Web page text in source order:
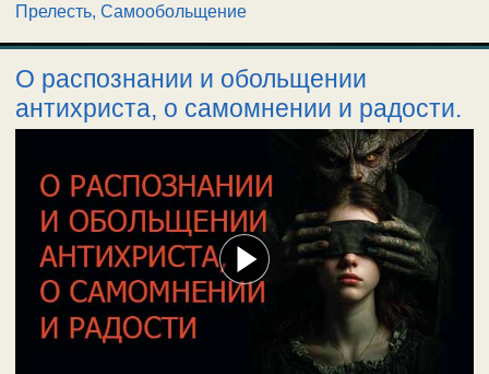
Прелесть, Самообольщение
О распознании и обольщении
антихриста, о самомнении и радости.